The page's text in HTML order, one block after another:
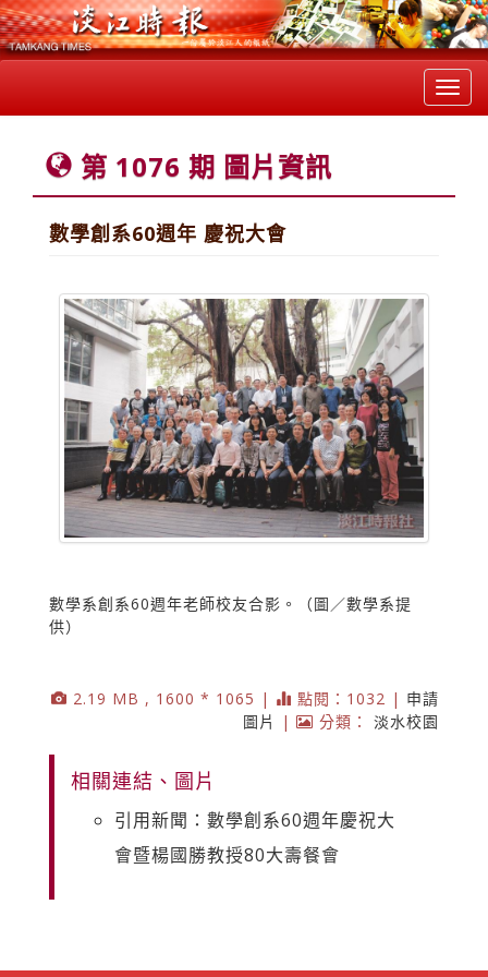
第 1076 期 圖片資訊
數學創系60週年 慶祝大會
數學系創系60週年老師校友合影。（圖／數學系提
供）
2.19 MB , 1600 * 1065 | 點閱：1032 | 申請
圖片
| 分類： 淡水校園
相關連結、圖片
引用新聞：數學創系60週年慶祝大
會暨楊國勝教授80大壽餐會